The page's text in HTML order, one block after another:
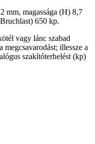
mm, magassága (H) 8,7
650 kp.
vagy lánc szabad
illessze a
szakítóterhelést (kp)